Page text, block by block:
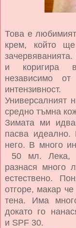
Това е
крем, който
и коригира
независимо
Универсалният
средно тъмна
Зимата ми
пасва идеално.
него. В много
50 мл. Лека,
разнася много
естествено.
отгоре, макар
тена. Има
докато го
и SPF 30.